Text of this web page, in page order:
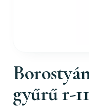
gyűrű r-